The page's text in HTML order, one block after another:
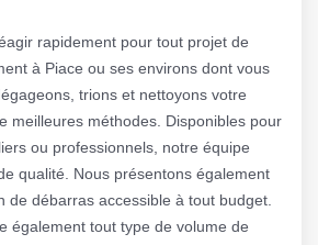
rapidement pour tout projet de
à Piace ou ses environs dont vous
trions et nettoyons votre
meilleures méthodes. Disponibles pour
ou professionnels, notre équipe
qualité. Nous présentons également
de débarras accessible à tout budget.
également tout type de volume de